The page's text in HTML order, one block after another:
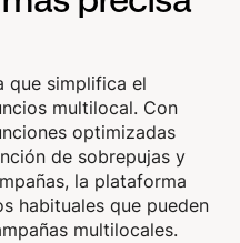
que simplifica el
multilocal. Con
optimizadas
de sobrepujas y
la plataforma
habituales que pueden
multilocales.